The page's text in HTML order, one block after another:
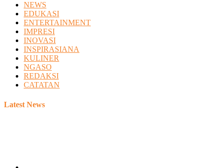
NEWS
EDUKASI
ENTERTAINMENT
IMPRESI
INOVASI
INSPIRASIANA
KULINER
NGASO
REDAKSI
CATATAN
Latest News